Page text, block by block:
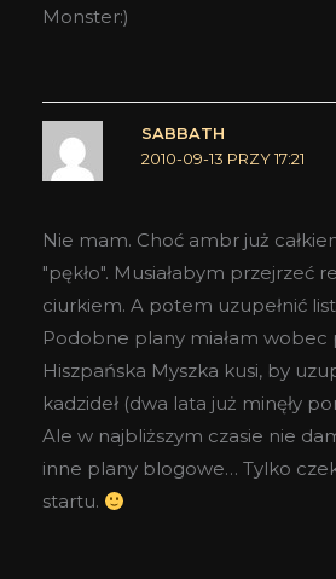
Monster:)
SABBATH
2010-09-13 PRZY 17:21
Nie mam. Choć ambr już
"pękło". Musiałabym przejrzeć
ciurkiem. A potem uzupełnić
Podobne plany miałam wobec
Hiszpańska Myszka kusi, by
kadzideł (dwa lata już minęły
Ale w najbliższym czasie nie
inne plany blogowe… Tylko
startu.